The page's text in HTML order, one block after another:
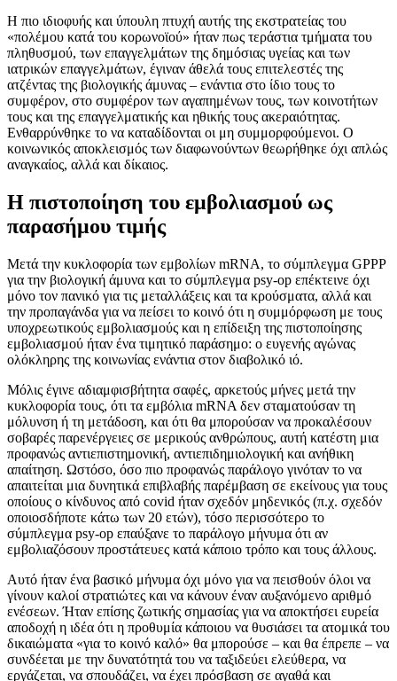
Η πιο ιδιοφυής και ύπουλη πτυχή αυτής της εκστρατείας του
«πολέμου κατά του κορωνοϊού» ήταν πως τεράστια τμήματα του
πληθυσμού, των επαγγελμάτων της δημόσιας υγείας και των
ιατρικών επαγγελμάτων, έγιναν άθελά τους επιτελεστές της
ατζέντας της βιολογικής άμυνας – ενάντια στο ίδιο τους το
συμφέρον, στο συμφέρον των αγαπημένων τους, των κοινοτήτων
τους και της επαγγελματικής και ηθικής τους ακεραιότητας.
Ενθαρρύνθηκε το να καταδίδονται οι μη συμμορφούμενοι. Ο
κοινωνικός αποκλεισμός των διαφωνούντων θεωρήθηκε όχι απλώς
αναγκαίος, αλλά και δίκαιος.
Η πιστοποίηση του εμβολιασμού ως
παρασήμου τιμής
Μετά την κυκλοφορία των εμβολίων mRNA, το σύμπλεγμα GPPP
για την βιολογική άμυνα και το σύμπλεγμα psy-op επέκτεινε όχι
μόνο τον πανικό για τις μεταλλάξεις και τα κρούσματα, αλλά και
την προπαγάνδα για να πείσει το κοινό ότι η συμμόρφωση με τους
υποχρεωτικούς εμβολιασμούς και η επίδειξη της πιστοποίησης
εμβολιασμού ήταν ένα τιμητικό παράσημο: ο ευγενής αγώνας
ολόκληρης της κοινωνίας ενάντια στον διαβολικό ιό.
Μόλις έγινε αδιαμφισβήτητα σαφές, αρκετούς μήνες μετά την
κυκλοφορία τους, ότι τα εμβόλια mRNA δεν σταματούσαν τη
μόλυνση ή τη μετάδοση, και ότι θα μπορούσαν να προκαλέσουν
σοβαρές παρενέργειες σε μερικούς ανθρώπους, αυτή κατέστη μια
προφανώς αντιεπιστημονική, αντιεπιδημιολογική και ανήθικη
απαίτηση. Ωστόσο, όσο πιο προφανώς παράλογο γινόταν το να
απαιτείται μια δυνητικά επιβλαβής παρέμβαση σε εκείνους για τους
οποίους ο κίνδυνος από covid ήταν σχεδόν μηδενικός (π.χ. σχεδόν
οποιοσδήποτε κάτω των 20 ετών), τόσο περισσότερο το
σύμπλεγμα psy-op επαύξανε το παράλογο μήνυμα ότι αν
εμβολιαζόσουν προστάτευες κατά κάποιο τρόπο και τους άλλους.
Αυτό ήταν ένα βασικό μήνυμα όχι μόνο για να πεισθούν όλοι να
γίνουν καλοί στρατιώτες και να κάνουν έναν αυξανόμενο αριθμό
ενέσεων. Ήταν επίσης ζωτικής σημασίας για να αποκτήσει ευρεία
αποδοχή η ιδέα ότι η προθυμία κάποιου να θυσιάσει τα ατομικά του
δικαιώματα «για το κοινό καλό» θα μπορούσε – και θα έπρεπε – να
συνδέεται με την δυνατότητά του να ταξιδεύει ελεύθερα, να
εργάζεται, να σπουδάζει, να έχει πρόσβαση σε αγαθά και